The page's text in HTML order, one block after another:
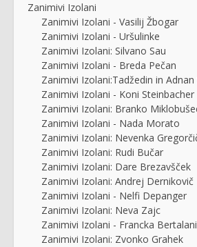
Zanimivi Izolani
Zanimivi Izolani - Vasilij Žbogar
Zanimivi Izolani - Uršulinke
Zanimivi Izolani: Silvano Sau
Zanimivi Izolani - Breda Pečan
Zanimivi Izolani:Tadžedin in Adnan
Zanimivi Izolani - Koni Steinbacher
Zanimivi Izolani: Branko
Zanimivi Izolani - Nada Morato
Zanimivi Izolani: Nevenka
Zanimivi Izolani: Rudi Bučar
Zanimivi Izolani: Dare Brezavšček
Zanimivi Izolani: Andrej Dernikovič
Zanimivi Izolani - Nelfi Depanger
Zanimivi Izolani: Neva Zajc
Zanimivi Izolani - Francka
Zanimivi Izolani: Zvonko Grahek